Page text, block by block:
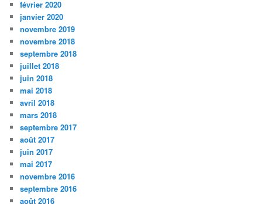
février 2020
janvier 2020
novembre 2019
novembre 2018
septembre 2018
juillet 2018
juin 2018
mai 2018
avril 2018
mars 2018
septembre 2017
août 2017
juin 2017
mai 2017
novembre 2016
septembre 2016
août 2016